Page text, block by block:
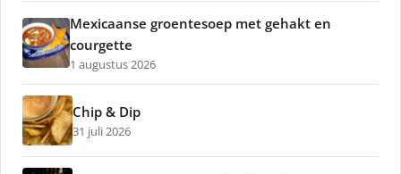
Mexicaanse groentesoep met gehakt en
courgette
1 augustus 2026
Chip & Dip
31 juli 2026